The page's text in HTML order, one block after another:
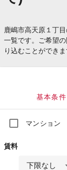
鹿嶋市高天原１丁
一覧です。ご希望
り込むことができま
基本条件
マンション
賃料
下限なし